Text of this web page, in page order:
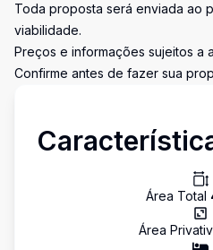
Toda proposta será enviada ao
viabilidade.
Preços e informações sujeitos a
Confirme antes de fazer sua
Área Total
Área